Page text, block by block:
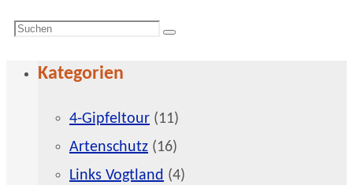
Suchen
Suchen
Kategorien
4-Gipfeltour (11)
Artenschutz (16)
Links Vogtland (4)